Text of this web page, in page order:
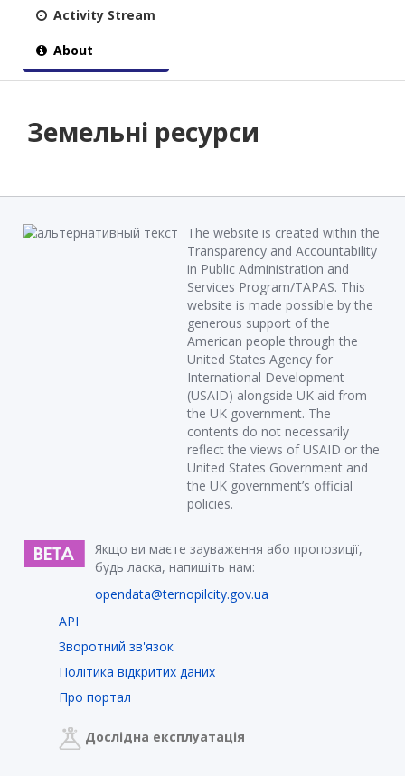
Activity Stream
About
Земельні ресурси
The website is created within the
Transparency and Accountability
in Public Administration and
Services Program/TAPAS. This
website is made possible by the
generous support of the
American people through the
United States Agency for
International Development
(USAID) alongside UK aid from
the UK government. The
contents do not necessarily
reflect the views of USAID or the
United States Government and
the UK government’s official
policies.
Якщо ви маєте зауваження або пропозиції,
будь ласка, напишіть нам:
opendata@ternopilcity.gov.ua
API
Зворотний зв'язок
Політика відкритих даних
Про портал
Дослідна експлуатація